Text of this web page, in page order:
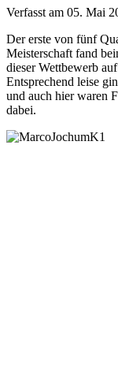
Verfasst am 05. Mai
Der erste von fünf
Meisterschaft fand
dieser Wettbewerb
Entsprechend leise
und auch hier waren
dabei.